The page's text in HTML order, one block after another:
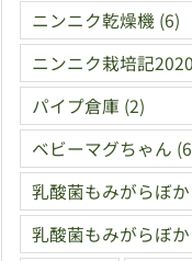
ニンニク乾燥機 (6)
ニンニク栽培記2020
パイプ倉庫 (2)
ベビーマグちゃん
乳酸菌もみがらぼ
乳酸菌もみがらぼ